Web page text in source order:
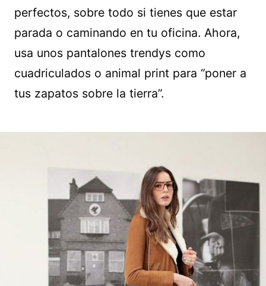
perfectos, sobre todo si tienes que estar
parada o caminando en tu oficina. Ahora,
usa unos pantalones trendys como
cuadriculados o animal print para “poner a
tus zapatos sobre la tierra”.